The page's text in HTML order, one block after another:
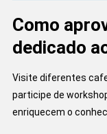
Como
dedicado
Visite diferentes
participe de
enriquecem o